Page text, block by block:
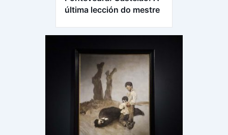
última lección do mestre